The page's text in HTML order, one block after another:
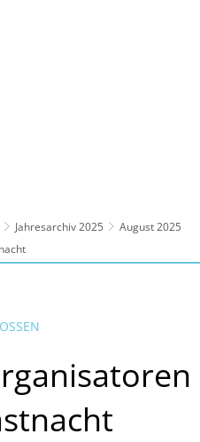
Jahresarchiv 2025
August 2025